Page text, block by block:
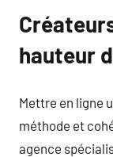
hauteur
Mettre en ligne
méthode et
agence